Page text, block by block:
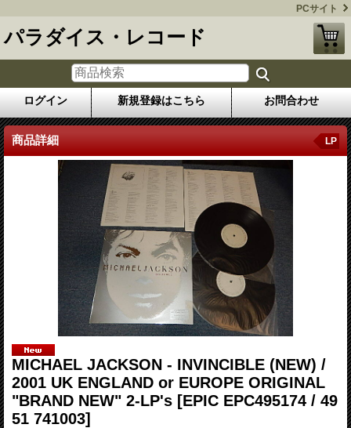
PCサイト
パラダイス・レコード
ログイン 新規登録はこちら お問合わせ
商品詳細 LP
MICHAEL JACKSON - INVINCIBLE (NEW) /
2001 UK ENGLAND or EUROPE ORIGINAL
"BRAND NEW" 2-LP's [EPIC EPC495174 / 49
51 741003]